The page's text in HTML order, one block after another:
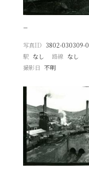
−
写真ID 3802-030309-0
駅 なし 路線 なし
撮影日
不明